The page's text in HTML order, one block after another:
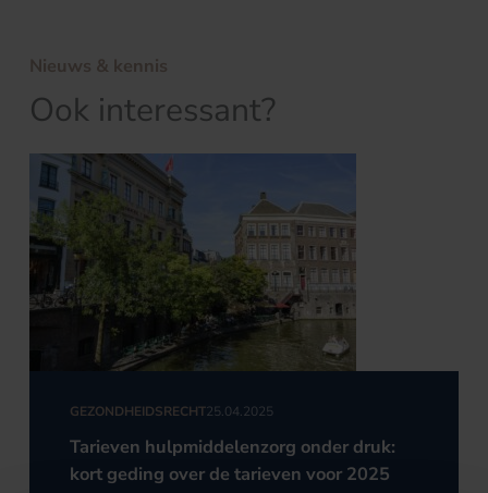
Nieuws & kennis
Ook interessant?
GEZONDHEIDSRECHT25.04.2025
Tarieven hulpmiddelenzorg onder druk:
kort geding over de tarieven voor 2025